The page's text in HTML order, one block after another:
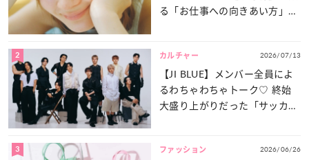
る「お仕事への向きあい方」と
2 カルチャー 2026/07/13
【JI BLUE】メンバー全員によ
るわちゃわちゃトーク♡ 終始
大盛り上がりだった「サッカー
3 ファッション 2026/06/26